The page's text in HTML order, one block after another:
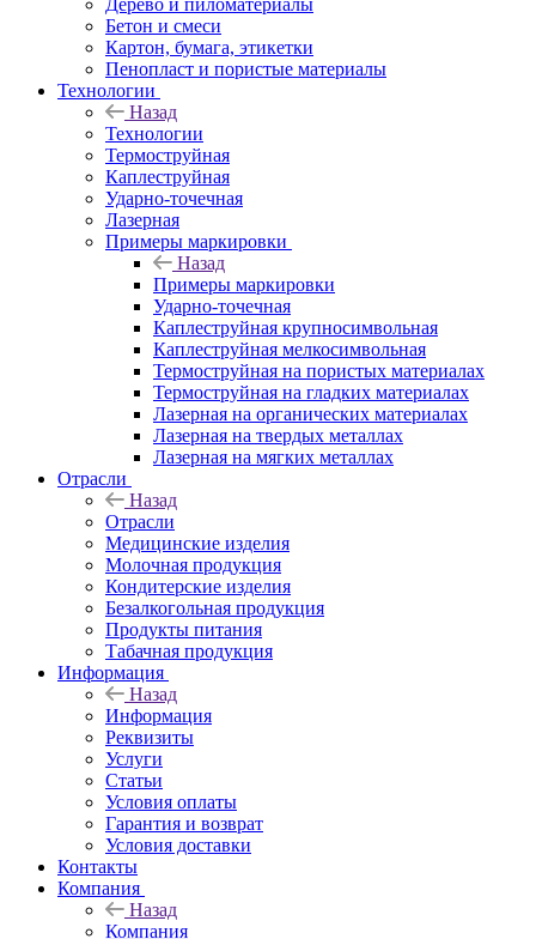
Дерево и пиломатериалы
Бетон и смеси
Картон, бумага, этикетки
Пенопласт и пористые материалы
Технологии
Назад
Технологии
Термоструйная
Каплеструйная
Ударно-точечная
Лазерная
Примеры маркировки
Назад
Примеры маркировки
Ударно-точечная
Каплеструйная крупносимвольная
Каплеструйная мелкосимвольная
Термоструйная на пористых материалах
Термоструйная на гладких материалах
Лазерная на органических материалах
Лазерная на твердых металлах
Лазерная на мягких металлах
Отрасли
Назад
Отрасли
Медицинские изделия
Молочная продукция
Кондитерские изделия
Безалкогольная продукция
Продукты питания
Табачная продукция
Информация
Назад
Информация
Реквизиты
Услуги
Статьи
Условия оплаты
Гарантия и возврат
Условия доставки
Контакты
Компания
Назад
Компания